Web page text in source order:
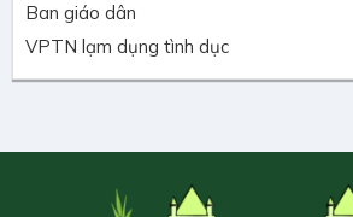
Ban giáo dân
VPTN lạm dụng tình dục